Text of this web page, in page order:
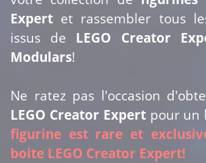
Expert et rassembler tous
issus de LEGO Creator
Modulars!
Ne ratez pas l'occasion
LEGO Creator Expert pour
figurine est rare et
boite LEGO Creator Expert!